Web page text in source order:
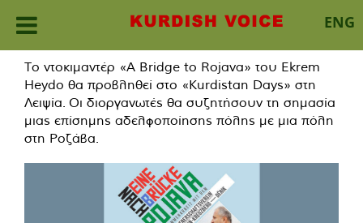
ENG
content
Το ντοκιμαντέρ «A Bridge to Rojava» του Ekrem
Heydo θα προβληθεί στο «Kurdistan Days» στη
Λειψία. Οι διοργανωτές θα συζητήσουν τη σημασία
μιας επίσημης αδελφοποίησης πόλης με μια πόλη
στη Ροζάβα.